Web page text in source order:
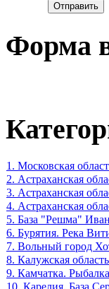
Отправить
Форма
1. Московская
2. Астраханская
3. Астраханская
4. Астраханская
5. База "Решма"
6. Бурятия. Река
7. Вольный город
8. Калужская
9. Камчатка.
10. Карелия. База